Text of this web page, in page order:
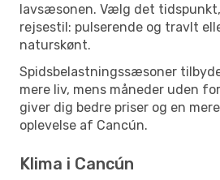
lavsæsonen. Vælg det
rejsestil: pulserende og travlt
naturskønt.
Spidsbelastningssæsoner
mere liv, mens måneder uden
giver dig bedre priser og en
oplevelse af Cancún.
Klima i Cancún